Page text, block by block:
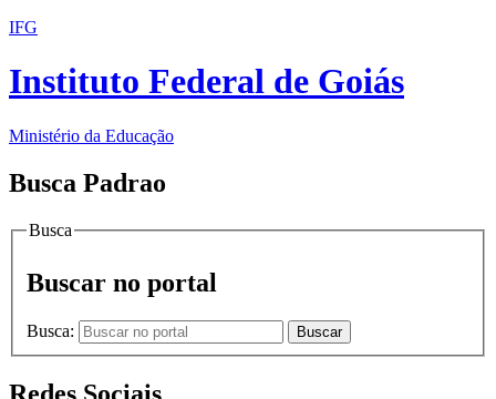
IFG
Instituto Federal de Goiás
Ministério da Educação
Busca Padrao
Busca
Buscar no portal
Busca: Buscar